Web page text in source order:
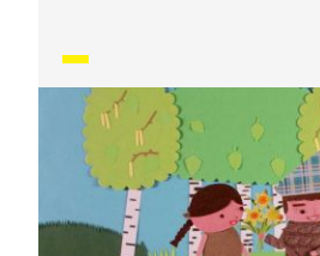
naučíme písničku Komáři se